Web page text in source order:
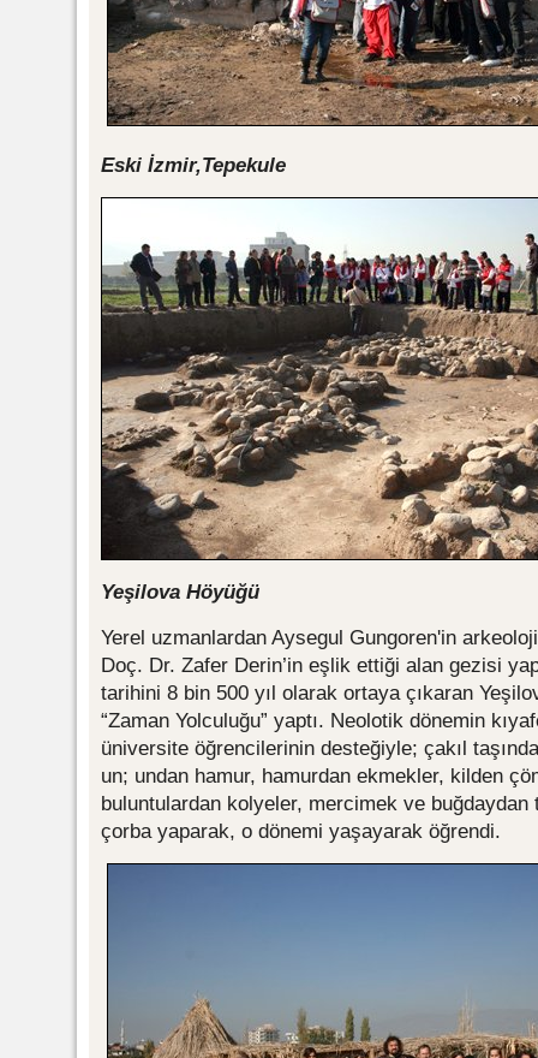
Eski İzmir,Tepekule
Yeşilova Höyüğü
Yerel uzmanlardan Aysegul Gungoren'in
Doç. Dr. Zafer Derin’in eşlik ettiği alan gezisi
tarihini 8 bin 500 yıl olarak ortaya çıkaran
“Zaman Yolculuğu” yaptı. Neolotik dönemin
üniversite öğrencilerinin desteğiyle; çakıl
un; undan hamur, hamurdan ekmekler, kilden
buluntulardan kolyeler, mercimek ve buğdaydan
çorba yaparak, o dönemi yaşayarak öğrendi.